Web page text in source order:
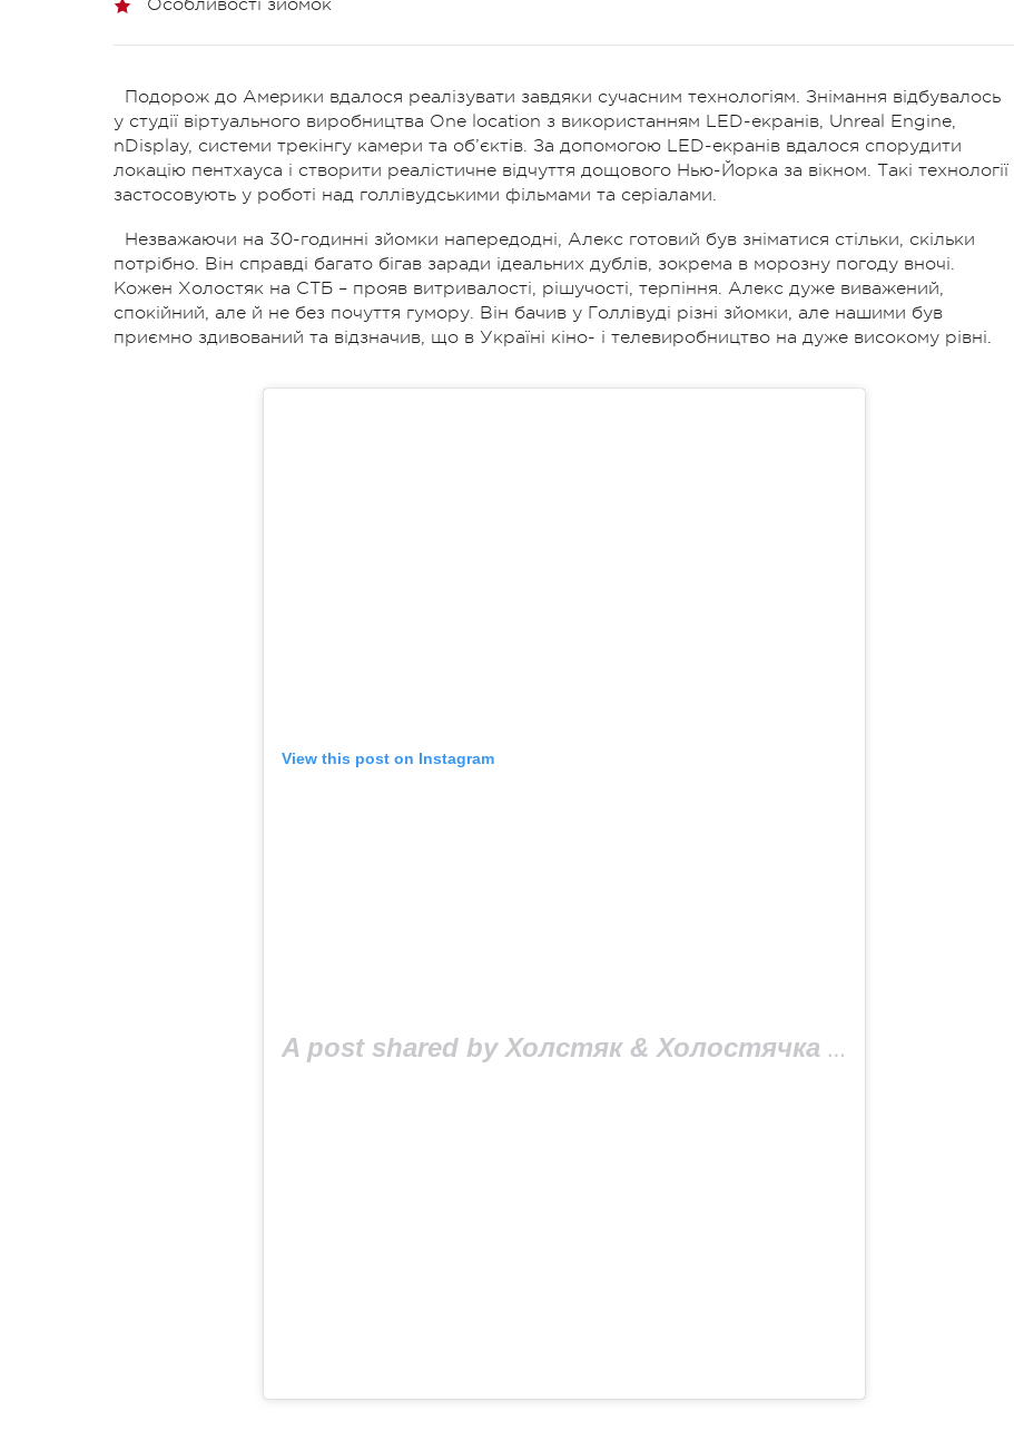
Особливості зйомок
Подорож до Америки вдалося реалізувати завдяки сучасним технологіям. Знімання відбувалось
у студії віртуального виробництва One location з використанням LED-екранів, Unreal Engine,
nDisplay, системи трекінгу камери та об’єктів. За допомогою LED-екранів вдалося спорудити
локацію пентхауса і створити реалістичне відчуття дощового Нью-Йорка за вікном. Такі технології
застосовують у роботі над голлівудськими фільмами та серіалами.
Незважаючи на 30-годинні зйомки напередодні, Алекс готовий був зніматися стільки, скільки
потрібно. Він справді багато бігав заради ідеальних дублів, зокрема в морозну погоду вночі.
Кожен Холостяк на СТБ – прояв витривалості, рішучості, терпіння. Алекс дуже виважений,
спокійний, але й не без почуття гумору. Він бачив у Голлівуді різні зйомки, але нашими був
приємно здивований та відзначив, що в Україні кіно- і телевиробництво на дуже високому рівні.
View this post on Instagram
A post shared by Холстяк & Холостячка (@holostyakstb)